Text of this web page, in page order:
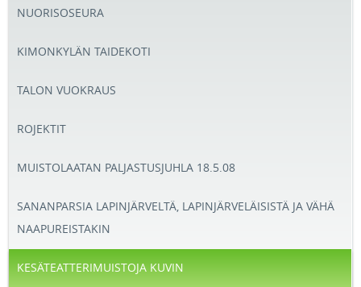
NUORISOSEURA
KIMONKYLÄN TAIDEKOTI
TALON VUOKRAUS
ROJEKTIT
MUISTOLAATAN PALJASTUSJUHLA 18.5.08
SANANPARSIA LAPINJÄRVELTÄ, LAPINJÄRVELÄISISTÄ JA VÄHÄ
NAAPUREISTAKIN
KESÄTEATTERIMUISTOJA KUVIN